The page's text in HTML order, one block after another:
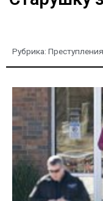
Рубрика: Преступления